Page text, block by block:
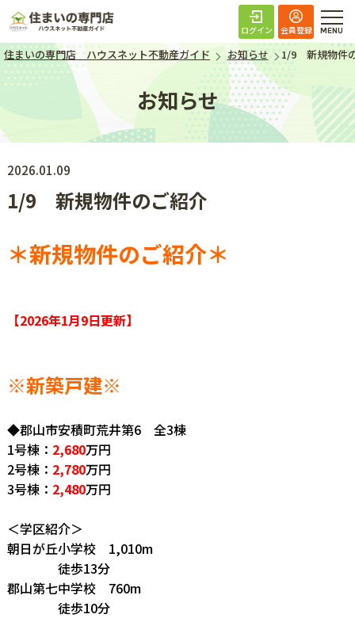
住まいの専門店 ハ
ログイン 会員登録
住まいの専門店 ハウスネット不動産ガイド お知らせ 1/9 新規物件
お知らせ
2026.01.09
1/9 新規物件のご紹介
＊新規物件のご紹介＊
【2026年1月9日更新】
※新築戸建※
◆郡山市安積町荒井第6 全3棟
1号棟： 2,680万円
2号棟： 2,780万円
3号棟： 2,480万円
＜学区紹介＞
朝日が丘小学校 1,010m
徒歩13分
郡山第七中学校 760m
徒歩10分